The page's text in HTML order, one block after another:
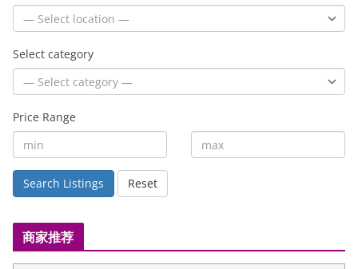
Select category
Price Range
Search Listings Reset
商家推荐